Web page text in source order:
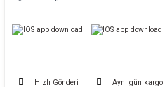
Hızlı Gönderi Aynı gün kargo